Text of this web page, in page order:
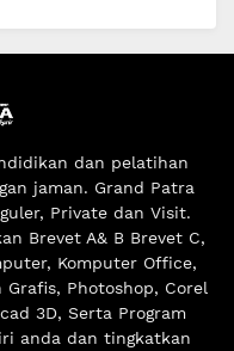
dan pelatihan
jaman. Grand Patra
Private dan Visit.
Brevet A& B Brevet C,
Komputer Office,
Photoshop, Corel
3D, Serta Program
anda dan tingkatkan